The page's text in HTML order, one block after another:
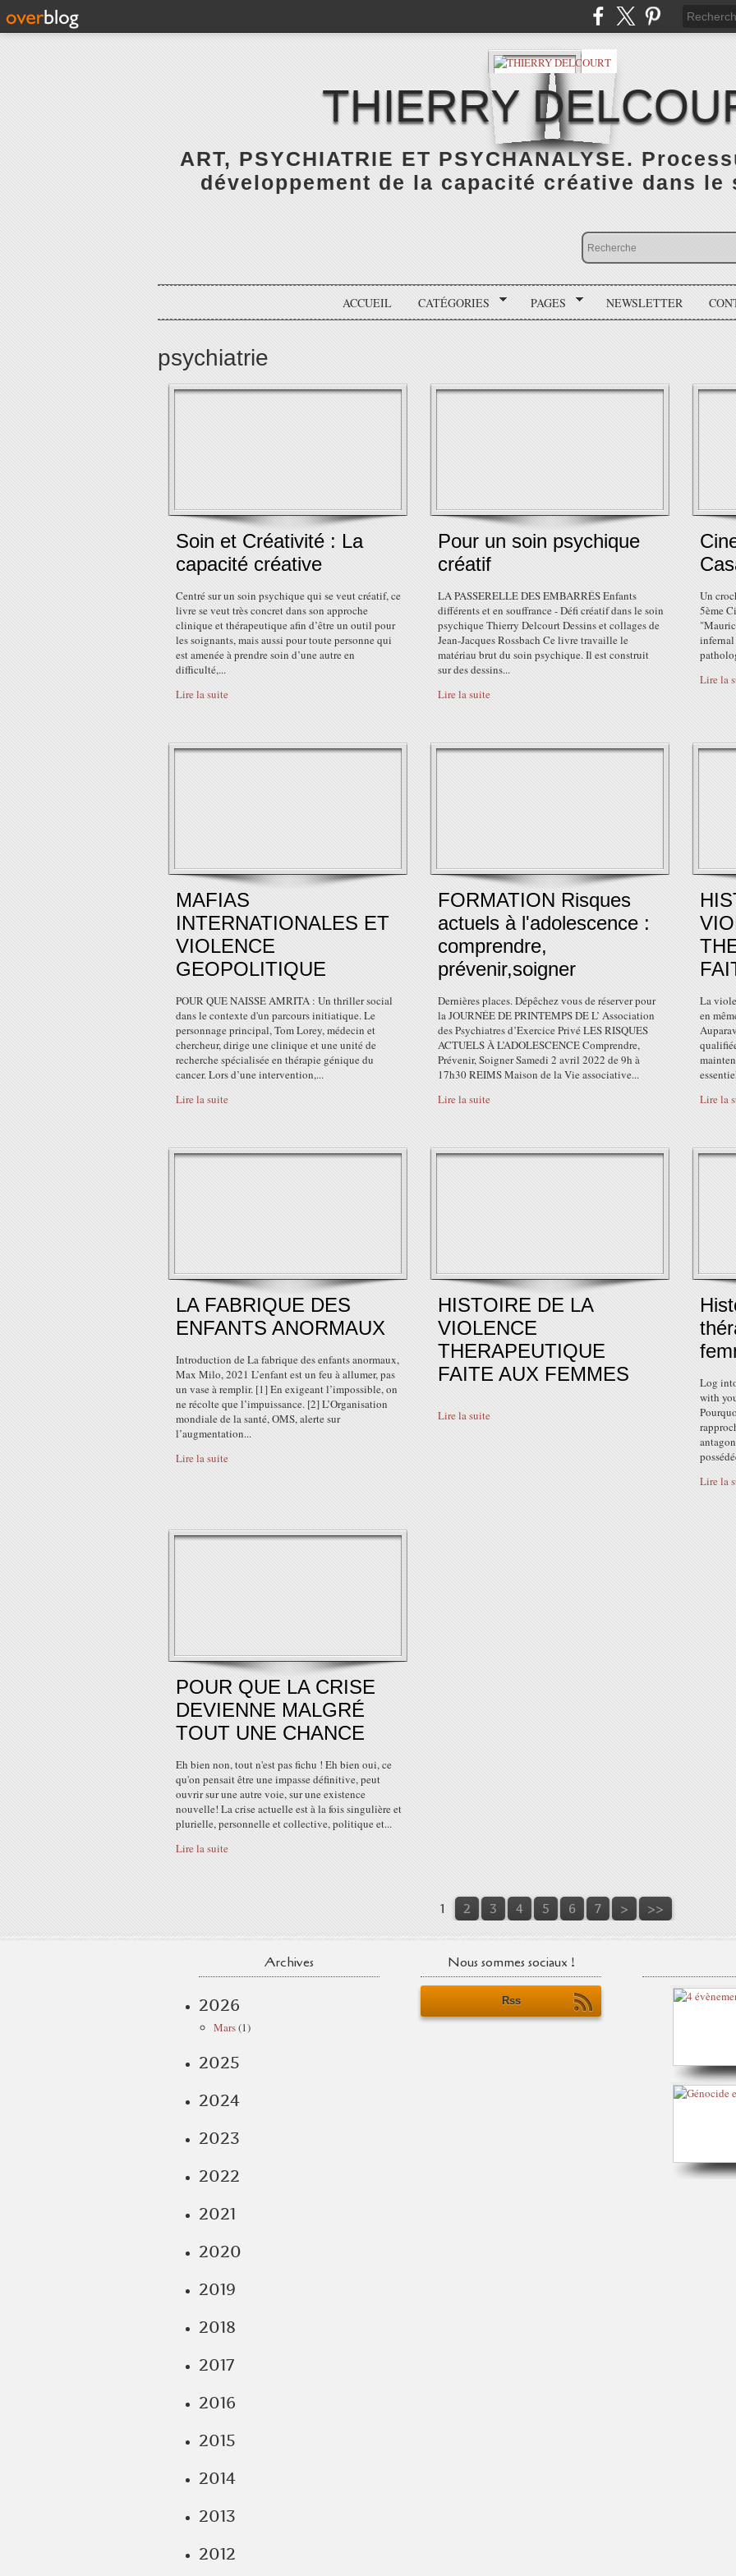
THIERRY
ART, PSYCHIATRIE ET PSYCHANALYSE.
développement de la capacité créative dans le
ACCUEIL CATÉGORIES PAGES NEWSLETTER
psychiatrie
Soin et Créativité : La
capacité créative
Centré sur un soin psychique qui se veut créatif, ce
livre se veut très concret dans son approche
clinique et thérapeutique afin d’être un outil pour
les soignants, mais aussi pour toute personne qui
est amenée à prendre soin d’une autre en
difficulté,...
Lire la suite
Pour un soin psychique
créatif
LA PASSERELLE DES EMBARRÉS Enfants
différents et en souffrance - Défi créatif dans le soin
psychique Thierry Delcourt Dessins et collages de
Jean-Jacques Rossbach Ce livre travaille le
matériau brut du soin psychique. Il est construit
sur des dessins...
Lire la suite
Un
5ème
infernal
Lire la
MAFIAS
INTERNATIONALES ET
VIOLENCE
GEOPOLITIQUE
POUR QUE NAISSE AMRITA : Un thriller social
dans le contexte d'un parcours initiatique. Le
personnage principal, Tom Lorey, médecin et
chercheur, dirige une clinique et une unité de
recherche spécialisée en thérapie génique du
cancer. Lors d’une intervention,...
Lire la suite
FORMATION Risques
actuels à l'adolescence :
comprendre,
prévenir,soigner
Dernières places. Dépêchez vous de réserver pour
la JOURNÉE DE PRINTEMPS DE L’ Association
des Psychiatres d’Exercice Privé LES RISQUES
ACTUELS À L’ADOLESCENCE Comprendre,
Prévenir, Soigner Samedi 2 avril 2022 de 9h à
17h30 REIMS Maison de la Vie associative...
Lire la suite
La
en
Lire la
LA FABRIQUE DES
ENFANTS ANORMAUX
Introduction de La fabrique des enfants anormaux,
Max Milo, 2021 L’enfant est un feu à allumer, pas
un vase à remplir. [1] En exigeant l’impossible, on
ne récolte que l’impuissance. [2] L’Organisation
mondiale de la santé, OMS, alerte sur
l’augmentation...
Lire la suite
HISTOIRE DE LA
VIOLENCE
THERAPEUTIQUE
FAITE AUX FEMMES
Lire la suite
Log
with
Lire la
POUR QUE LA CRISE
DEVIENNE MALGRÉ
TOUT UNE CHANCE
Eh bien non, tout n'est pas fichu ! Eh bien oui, ce
qu'on pensait être une impasse définitive, peut
ouvrir sur une autre voie, sur une existence
nouvelle! La crise actuelle est à la fois singulière et
plurielle, personnelle et collective, politique et...
Lire la suite
1 2 3 4 5 6 7 > >>
Archives
2026
Mars(1)
2025
2024
2023
2022
2021
2020
2019
2018
2017
2016
2015
2014
2013
2012
Nous sommes sociaux !
Rss